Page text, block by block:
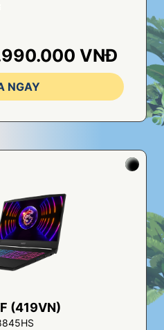
VNĐ
NGAY
(419VN)